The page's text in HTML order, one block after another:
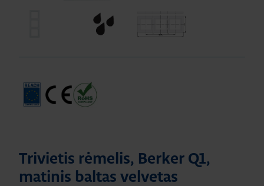
Trivietis rėmelis, Berker Q1,
matinis baltas velvetas